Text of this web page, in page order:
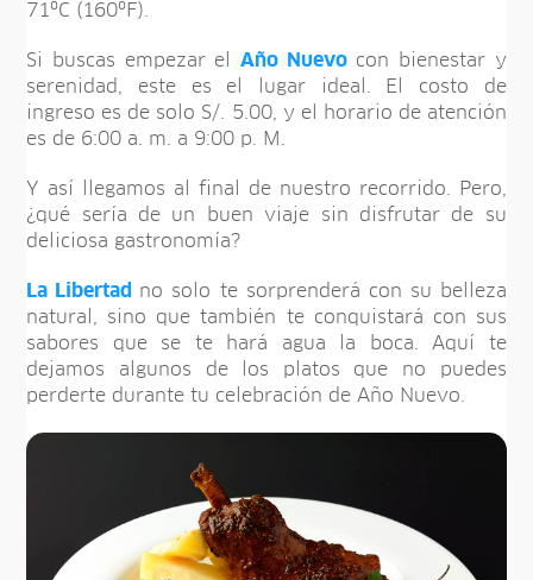
71ºC (160ºF).
Si buscas empezar el Año Nuevocon bienestar y
serenidad, este es el lugar ideal. El costo de
ingreso es de solo S/. 5.00, y el horario de atención
es de 6:00 a. m. a 9:00 p. M.
Y así llegamos al final de nuestro recorrido. Pero,
¿qué sería de un buen viaje sin disfrutar de su
deliciosa gastronomía?
La Libertad no solo te sorprenderá con su belleza
natural, sino que también te conquistará con sus
sabores que se te hará agua la boca. Aquí te
dejamos algunos de los platos que no puedes
perderte durante tu celebración de Año Nuevo.